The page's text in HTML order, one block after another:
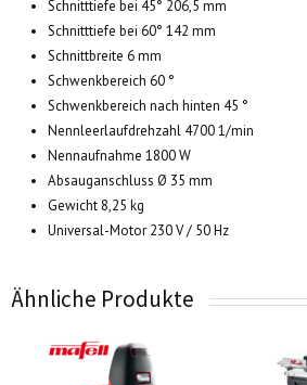
Schnitttiefe bei 45° 206,5 mm
Schnitttiefe bei 60° 142 mm
Schnittbreite 6 mm
Schwenkbereich 60 °
Schwenkbereich nach hinten 45 °
Nennleerlaufdrehzahl 4700 1/min
Nennaufnahme 1800 W
Absauganschluss Ø 35 mm
Gewicht 8,25 kg
Universal-Motor 230 V / 50 Hz
Ähnliche Produkte